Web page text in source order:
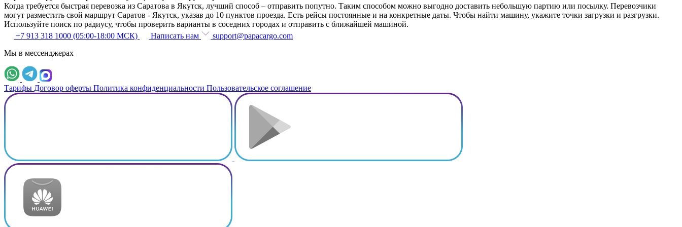
Когда требуется быстрая перевозка из Саратова в Якутск, лучший способ – отправить попутно. Таким способом можно выгодно доставить небольшую партию или посылку. Перевозчики
могут разместить свой маршрут Саратов - Якутск, указав до 10 пунктов проезда. Есть рейсы постоянные и на конкретные даты. Чтобы найти машину, укажите точки загрузки и разгрузки.
Используйте поиск по радиусу, чтобы проверить варианты в соседних городах и отправить с ближайшей машиной.
+7 913 318 1000 (05:00-18:00 МСК)
Написать нам
support@papacargo.com
Мы в мессенджерах
Тарифы Договор оферты Политика конфиденциальности Пользовательское соглашение